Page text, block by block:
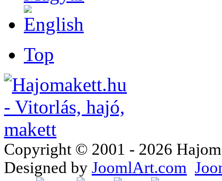
Top
Copyright © 2001 - 2026
Designed by JoomlArt.com